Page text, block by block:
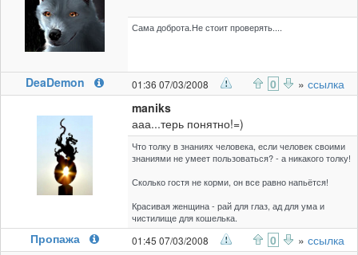
Сама доброта.Не стоит проверять....
DeaDemon 01:36 07/03/2008 0 » ссылка
maniks
ааа...терь понятно!=)
Что толку в знаниях человека, если человек своими
знаниями не умеет пользоваться? - а никакого толку!
Сколько гостя не корми, он все равно напьётся!
Красивая женщина - рай для глаз, ад для ума и
чистилище для кошелька.
Пропажа 01:45 07/03/2008 0 » ссылка